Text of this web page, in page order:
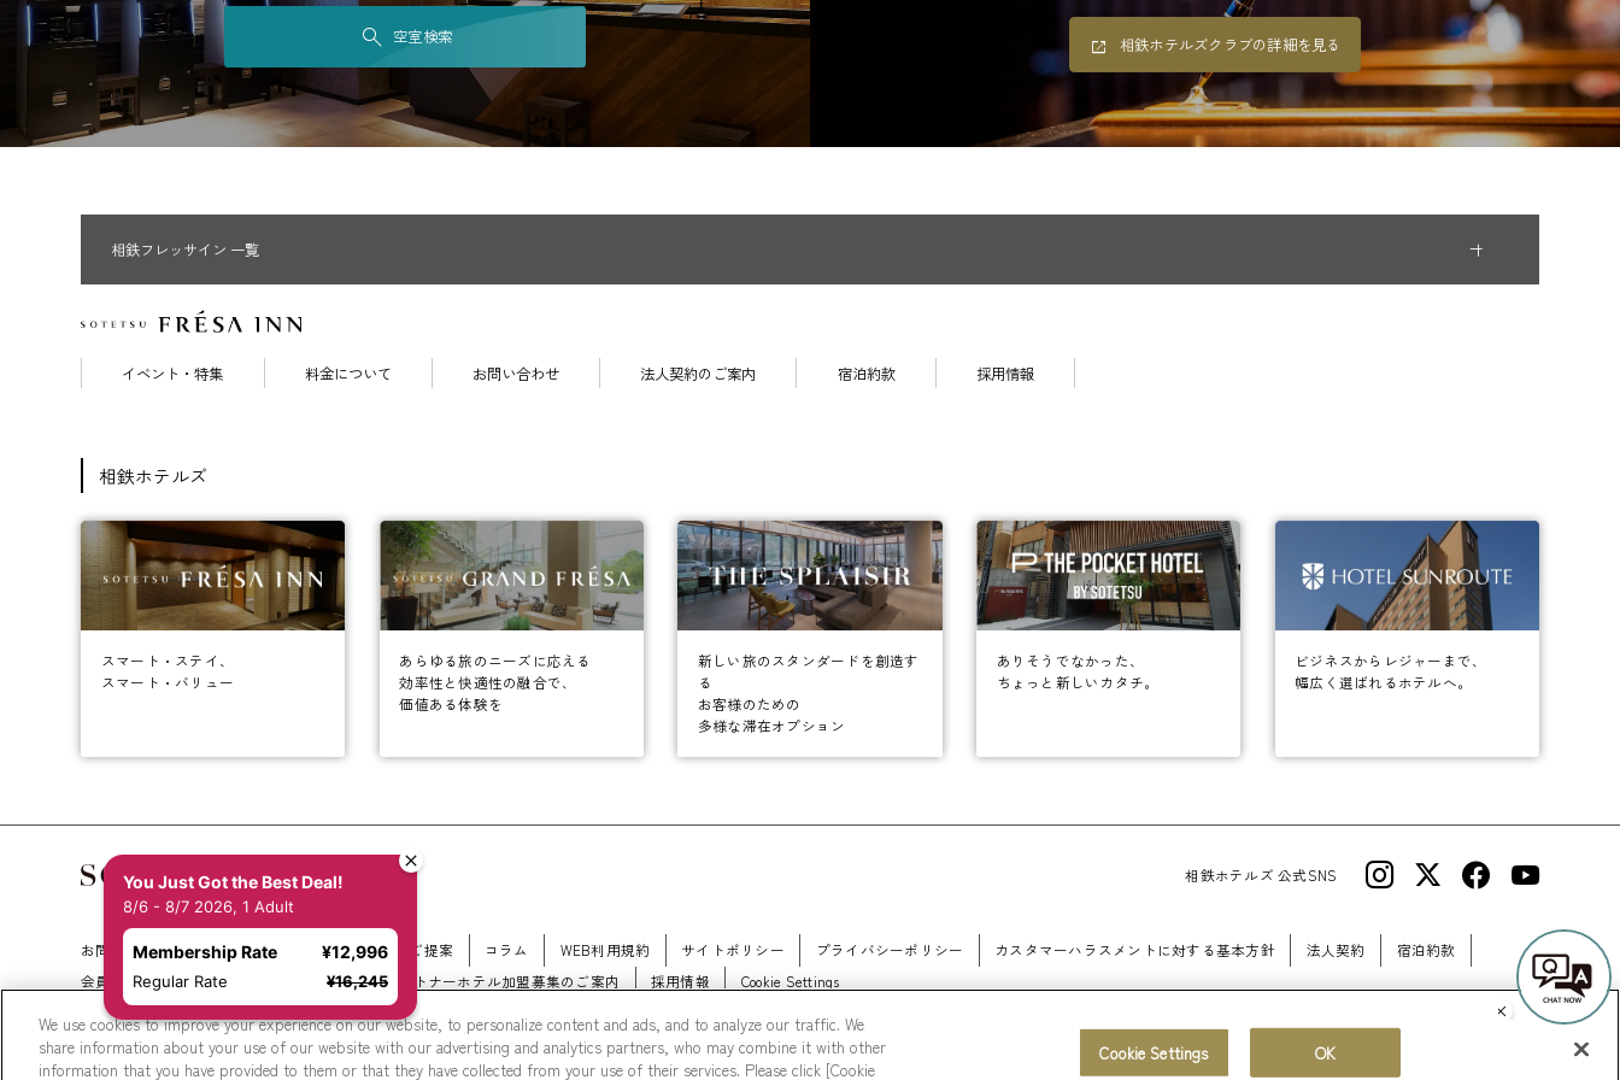
空室検索 相鉄ホテルズクラブの詳細を見る
相鉄フレッサイン 一覧
イベント・特集 料金について お問い合わせ 法人契約のご案内 宿泊約款 採用情報
相鉄ホテルズ
スマート・ステイ、
スマート・バリュー
あらゆる旅のニーズに応える
効率性と快適性の融合で、
価値ある体験を
新しい旅のスタンダードを創造す
る
お客様のための
多様な滞在オプション
ありそうでなかった、
ちょっと新しいカタチ。
ビジネスからレジャーまで、
幅広く選ばれるホテルへ。
相鉄ホテルズ 公式SNS
お問い合わせ 会社概要 新規ホテル開発のご提案 コラム WEB利用規約 サイトポリシー プライバシーポリシー カスタマーハラスメントに対する基本方針 法人契約
宿泊約款
会員規約
サイトマップ 相鉄ホテルズ パートナーホテル加盟募集のご案内 採用情報 Cookie Settings
We use cookies to improve your experience on our website, to personalize content and ads, and to analyze our traffic. We
share information about your use of our website with our advertising and analytics partners, who may combine it with other
information that you have provided to them or that they have collected from your use of their services. Please click [Cookie
Cookie Settings OK
You Just Got the Best Deal!
8/6 - 8/7 2026, 1 Adult
Membership Rate ¥12,996
Regular Rate ¥16,245